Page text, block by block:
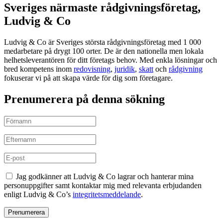
Sveriges närmaste rådgivningsföretag,
Ludvig & Co
Ludvig & Co är Sveriges största rådgivningsföretag med 1 000
medarbetare på drygt 100 orter. De är den nationella men lokala
helhetsleverantören för ditt företags behov. Med enkla lösningar och
bred kompetens inom redovisning, juridik, skatt och rådgivning
fokuserar vi på att skapa värde för dig som företagare.
Prenumerera på denna sökning
Jag godkänner att Ludvig & Co lagrar och hanterar mina
personuppgifter samt kontaktar mig med relevanta erbjudanden
enligt Ludvig & Co’s integritetsmeddelande.
Prenumerera